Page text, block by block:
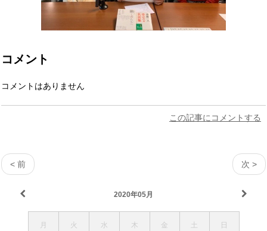
コメント
コメントはありません
この記事にコメントする
< 前 次 >
2020年05月
月 火 水 木 金 土 日